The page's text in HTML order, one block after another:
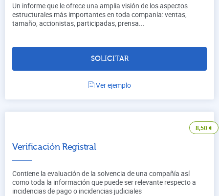
Un informe que le ofrece una amplia visión de los aspectos
estructurales más importantes en toda companía: ventas,
tamaño, accionistas, participadas, prensa...
SOLICITAR
Ver ejemplo
8,50€
Verificación Registral
Contiene la evaluación de la solvencia de una compañía así
como toda la información que puede ser relevante respecto a
incidencias de pago o incidencias judiciales